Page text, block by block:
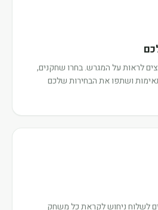
לראות על המגרש. בחרו שחקנים,
ושתפו את הבחירות שלכם
לשלוח ניחוש לקראת כל משחק